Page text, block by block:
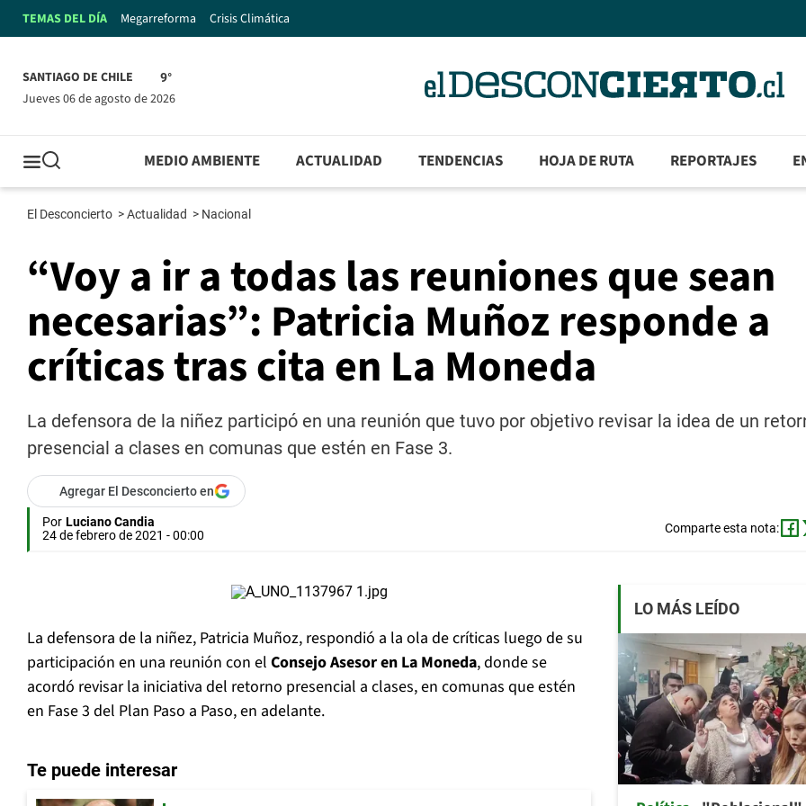
TEMAS DEL DÍA Megarreforma Crisis Climática
SANTIAGO DE CHILE 9°
jueves 06 de agosto de 2026
MEDIO AMBIENTE ACTUALIDAD TENDENCIAS HOJA DE RUTA REPORTAJES
El Desconcierto >Actualidad > Nacional
“Voy a ir a todas las reuniones que sean
necesarias”: Patricia Muñoz responde a
críticas tras cita en La Moneda
La defensora de la niñez participó en una reunión que tuvo por objetivo revisar la idea de un
presencial a clases en comunas que estén en Fase 3.
Agregar El Desconcierto en
Por Luciano Candia
24 de febrero de 2021 - 00:00
Comparte esta nota:
La defensora de la niñez, Patricia Muñoz, respondió a la ola de críticas luego de su
participación en una reunión con el Consejo Asesor en La Moneda, donde se
acordó revisar la iniciativa del retorno presencial a clases, en comunas que estén
en Fase 3 del Plan Paso a Paso, en adelante.
Te puede interesar
LO MÁS LEÍDO